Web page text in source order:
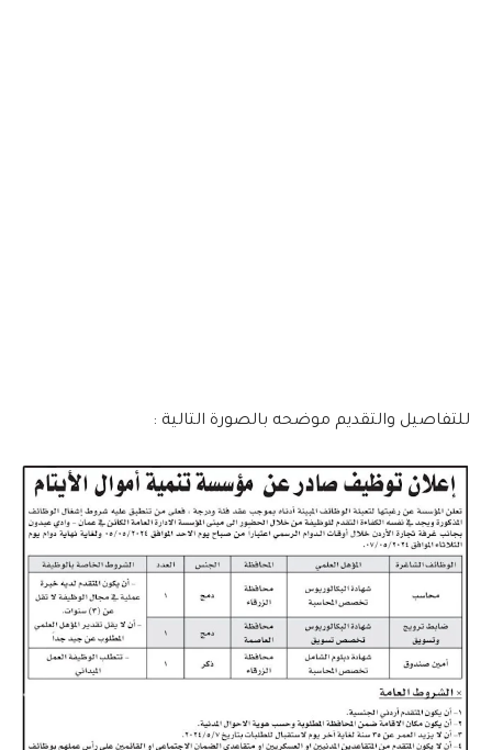
للتفاصيل والتقديم موضحه بالصورة التالية :